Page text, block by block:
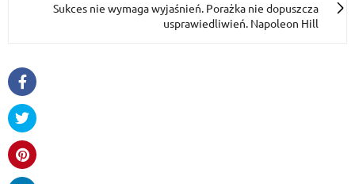
Sukces nie wymaga wyjaśnień. Porażka nie dopuszcza
usprawiedliwień. Napoleon Hill